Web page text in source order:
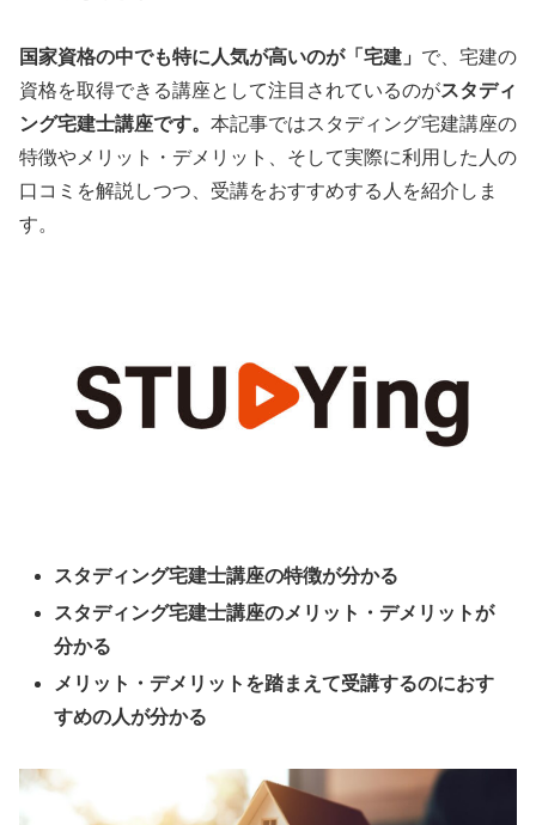
国家資格の中でも特に人気が高いのが「宅建」 で、宅建の
資格を取得できる講座として注目されているのがスタディ
ング宅建士講座です。 本記事ではスタディング宅建講座の
特徴やメリット・デメリット、そして実際に利用した人の
口コミを解説しつつ、受講をおすすめする人を紹介しま
す。
スタディング宅建士講座の特徴が分かる
スタディング宅建士講座のメリット・デメリットが
分かる
メリット・デメリットを踏まえて受講するのにおす
すめの人が分かる